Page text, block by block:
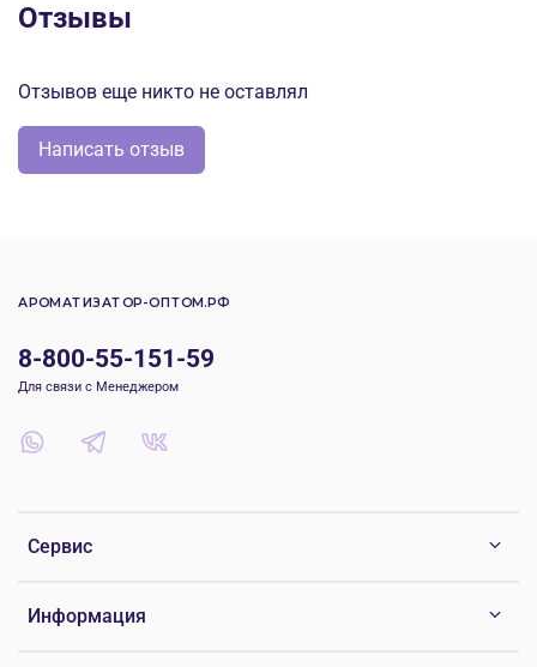
Отзывы
Отзывов еще никто не оставлял
Написать отзыв
Сервис
Информация
8-800-55-151-59
Для связи с Менеджером
АРОМАТИЗАТОР-ОПТОМ.РФ